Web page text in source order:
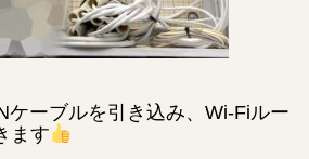
ケーブルを引き込み、Wi-Fiルー
ます